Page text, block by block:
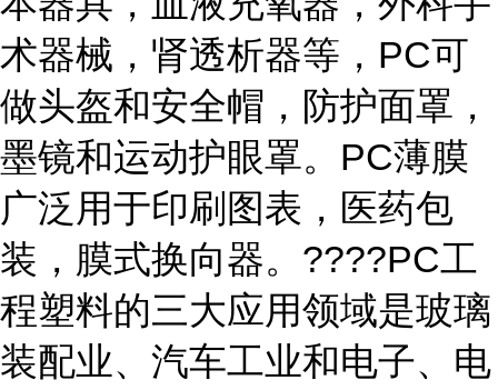
术器械，肾透析器等，PC可
做头盔和安全帽，防护面罩，
墨镜和运动护眼罩。PC薄膜
广泛用于印刷图表，医药包
装，膜式换向器。????PC工
程塑料的三大应用领域是玻璃
装配业、汽车工业和电子、电